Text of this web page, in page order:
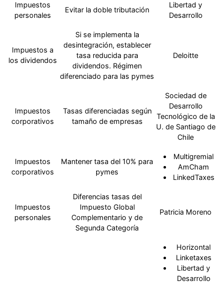
Impuestos
personales
Evitar la doble tributación
Libertad y
Desarrollo
Impuestos a
los dividendos
Si se implementa la
desintegración, establecer
tasa reducida para
dividendos. Régimen
diferenciado para las pymes
Deloitte
Impuestos
corporativos
Tasas diferenciadas según
tamaño de empresas
Sociedad de
Desarrollo
Tecnológico de la
U. de Santiago de
Chile
Impuestos
corporativos
Mantener tasa del 10% para
pymes
Multigremial
AmCham
LinkedTaxes
Impuestos
personales
Diferencias tasas del
Impuesto Global
Complementario y de
Segunda Categoría
Patricia Moreno
Horizontal
Linketaxes
Libertad y
Desarrollo